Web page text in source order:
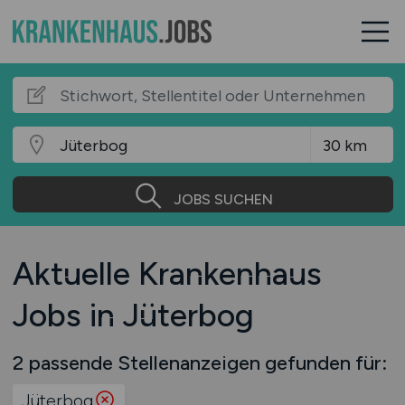
JOBS SUCHEN
Aktuelle Krankenhaus
Jobs in Jüterbog
2 passende Stellenanzeigen gefunden für:
Jüterbog